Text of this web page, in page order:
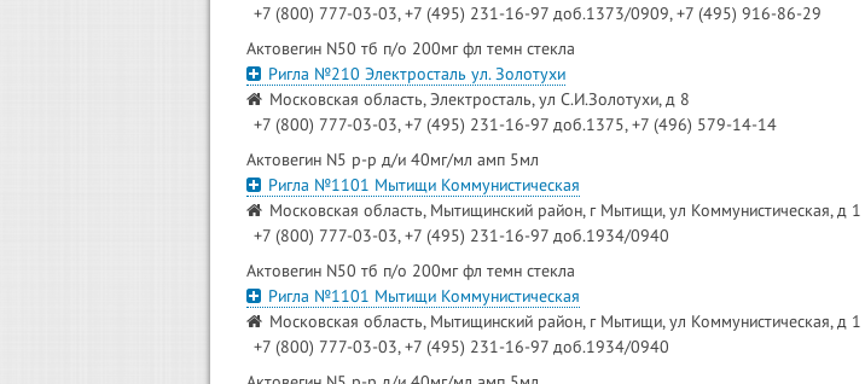
+7 (800) 777-03-03, +7 (495) 231-16-97 доб.1373/0909, +7 (495) 916-86-29
Актовегин N50 тб п/о 200мг фл темн стекла
Ригла №210 Электросталь ул. Золотухи
Московская область, Электросталь, ул С.И.Золотухи, д 8
+7 (800) 777-03-03, +7 (495) 231-16-97 доб.1375, +7 (496) 579-14-14
Актовегин N5 р-р д/и 40мг/мл амп 5мл
Ригла №1101 Мытищи Коммунистическая
Московская область, Мытищинский район, г Мытищи, ул Коммунистическая, д 1
+7 (800) 777-03-03, +7 (495) 231-16-97 доб.1934/0940
Актовегин N50 тб п/о 200мг фл темн стекла
Ригла №1101 Мытищи Коммунистическая
Московская область, Мытищинский район, г Мытищи, ул Коммунистическая, д 1
+7 (800) 777-03-03, +7 (495) 231-16-97 доб.1934/0940